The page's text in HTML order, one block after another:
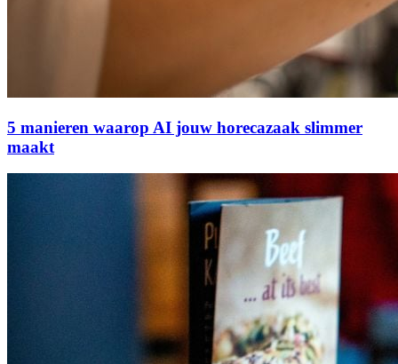
5 manieren waarop AI jouw horecazaak slimmer
maakt